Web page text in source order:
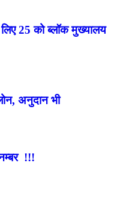
25 को ब्लॉक मुख्यालय
अनुदान भी
!!!